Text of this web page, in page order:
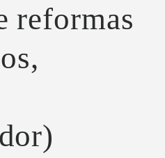
reformas